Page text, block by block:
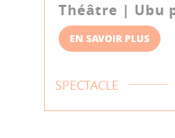
Théâtre | Ubu
EN SAVOIR PLUS
SPECTACLE